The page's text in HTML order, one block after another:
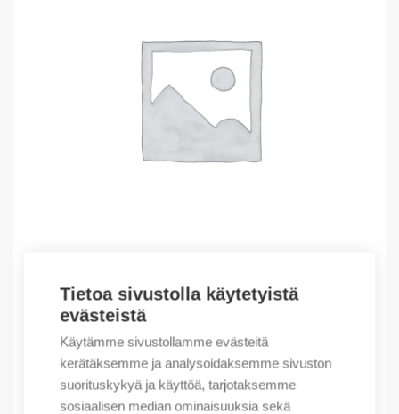
Tietoa sivustolla käytetyistä
evästeistä
Käytämme sivustollamme evästeitä
kerätäksemme ja analysoidaksemme sivuston
suorituskykyä ja käyttöä, tarjotaksemme
sosiaalisen median ominaisuuksia sekä
Outlet – Erikoishinnat
(X) Circuit breaker 3P 20A 123002
31,66€/ myyntierä
Myyntierä sis. 1 kpl